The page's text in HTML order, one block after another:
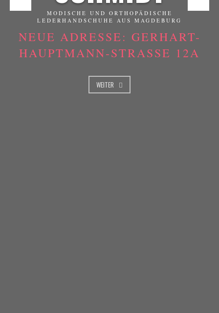
MODISCHE UND ORTHOPÄDISCHE
LEDERHANDSCHUHE AUS MAGDEBURG
NEUE ADRESSE: GERHART-
HAUPTMANN-STRASSE 12A
WEITER